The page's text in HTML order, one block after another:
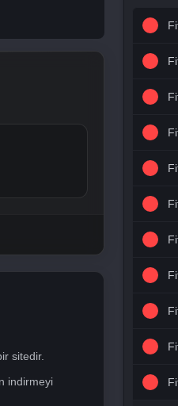
sitedir.
indirmeyi